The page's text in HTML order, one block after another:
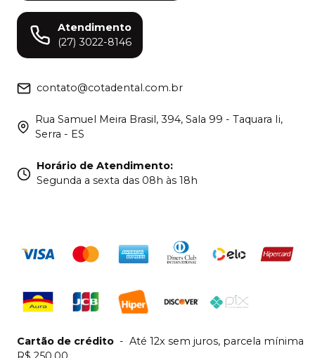
Atendimento
(27) 3022-8146
contato@cotadental.com.br
Rua Samuel Meira Brasil, 394, Sala 99 - Taquara Ii,
Serra - ES
Horário de Atendimento:
Segunda a sexta das 08h às 18h
Cartão de crédito - Até 12x sem juros, parcela mínima